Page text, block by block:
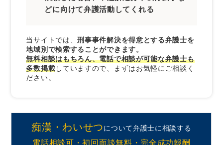
どに向けて弁護活動してくれる
当サイトでは、刑事事件解決を得意とする弁護士を
地域別で検索することができます。
無料相談はもちろん、電話で相談が可能な弁護士も
多数掲載していますので、まずはお気軽にご相談く
ださい。
痴漢・わいせつについて弁護士に相談する
電話相談可・初回面談無料・完全成功報酬